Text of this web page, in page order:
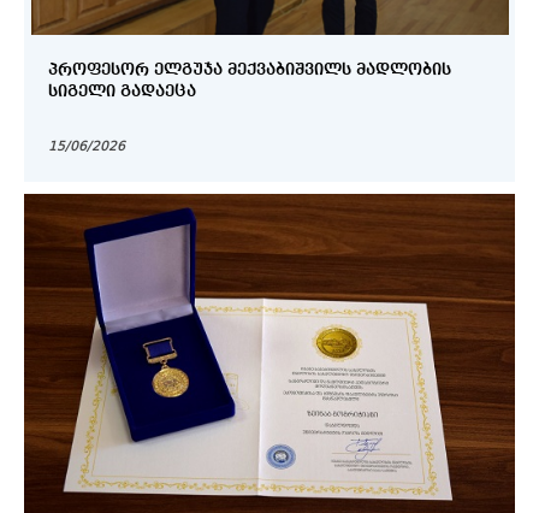
ᲞᲠᲝᲤᲔᲡᲝᲠ ᲔᲚᲒᲣᲯᲐ ᲛᲔᲥᲕᲐᲑᲘᲨᲕᲘᲚᲡ ᲛᲐᲓᲚᲝᲑᲘᲡ
ᲡᲘᲒᲔᲚᲘ ᲒᲐᲓᲐᲔᲪᲐ
15/06/2026